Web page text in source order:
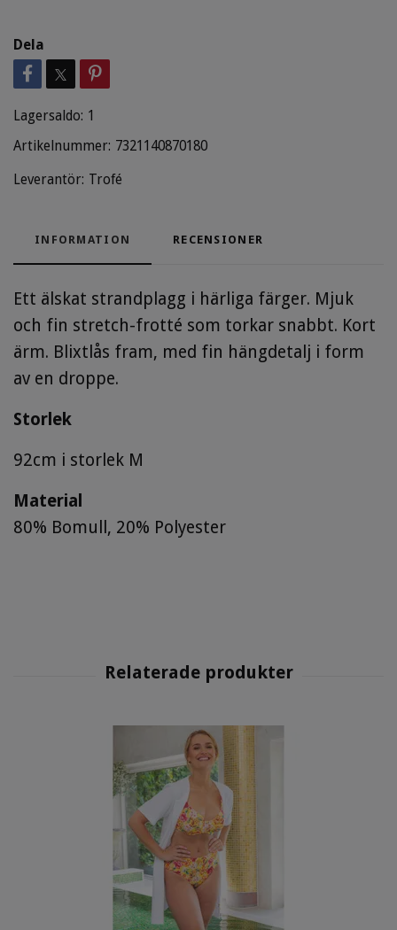
Dela
Lagersaldo: 1
Artikelnummer: 7321140870180
Leverantör: Trofé
INFORMATION RECENSIONER
Ett älskat strandplagg i härliga färger. Mjuk
och fin stretch-frotté som torkar snabbt. Kort
ärm. Blixtlås fram, med fin hängdetalj i form
av en droppe.
Storlek
92cm i storlek M
Material
80% Bomull, 20% Polyester